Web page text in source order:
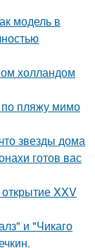
модель в
холландом
по пляжу мимо
звезды дома
готов вас
XXV
и "Чикаго